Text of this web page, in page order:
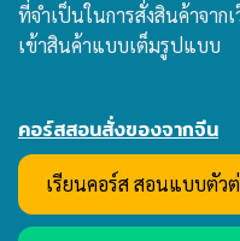
ที่จำเป็นในการสั่งสินค้าจา
เข้าสินค้าแบบเต็มรูปแบบ
คอร์สสอนสั่งของจากจีน
เรียนคอร์ส สอนแบบตัว